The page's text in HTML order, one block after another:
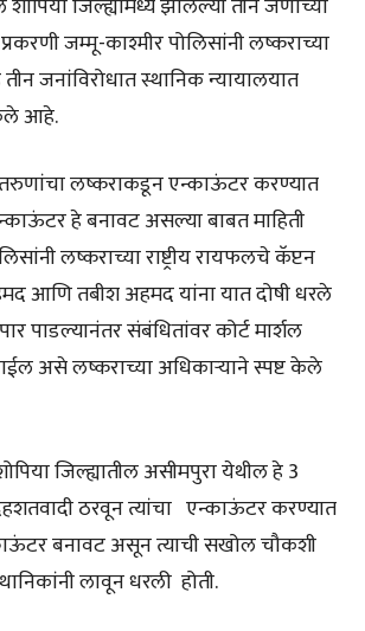
जिल्ह्यामध्ये झालेल्या तीन जणांच्या
जम्मू-काश्मीर पोलिसांनी लष्कराच्या
जनांविरोधात स्थानिक न्यायालयात
आहे.
लष्कराकडून एन्काऊंटर करण्यात
हे बनावट असल्या बाबत माहिती
लष्कराच्या राष्ट्रीय रायफलचे कॅप्टन
आणि तबीश अहमद यांना यात दोषी धरले
पाडल्यानंतर संबंधितांवर कोर्ट मार्शल
असे लष्कराच्या अधिकाऱ्याने स्पष्ट केले
जिल्ह्यातील असीमपुरा येथील हे 3
ठरवून त्यांचा एन्काऊंटर करण्यात
बनावट असून त्याची सखोल चौकशी
लावून धरली होती.